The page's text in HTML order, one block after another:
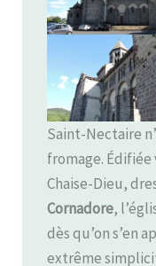
Saint-Nectaire
fromage. Édifiée
Chaise-Dieu,
Cornadore,
dès qu’on s’en
extrême